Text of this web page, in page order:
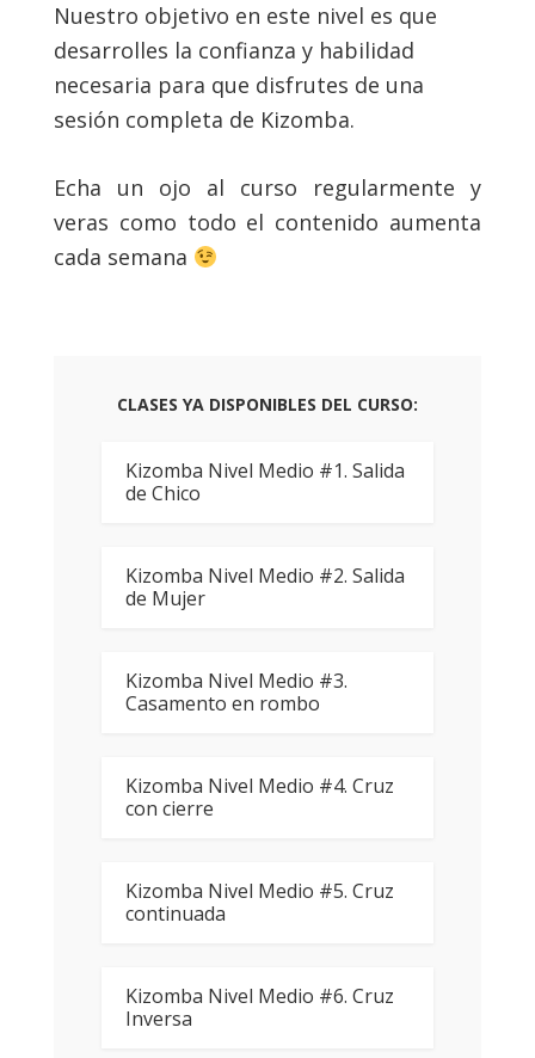
Nuestro objetivo en este nivel es que
desarrolles la confianza y habilidad
necesaria para que disfrutes de una
sesión completa de Kizomba.
Echa un ojo al curso regularmente y
veras como todo el contenido aumenta
cada semana
CLASES YA DISPONIBLES DEL CURSO:
Kizomba Nivel Medio #1. Salida
de Chico
Kizomba Nivel Medio #2. Salida
de Mujer
Kizomba Nivel Medio #3.
Casamento en rombo
Kizomba Nivel Medio #4. Cruz
con cierre
Kizomba Nivel Medio #5. Cruz
continuada
Kizomba Nivel Medio #6. Cruz
Inversa